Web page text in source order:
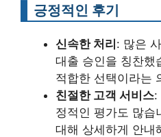
긍정적인 후기
신속한 처리: 많은
대출 승인을 칭찬했
적합한 선택이라는
친절한 고객 서비스:
정적인 평가도 많습
대해 상세하게 안내